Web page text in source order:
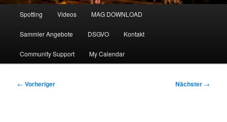
Spotting Videos MAG DOWNLOAD
Sammler Angebote DSGVO Kontakt
Community Support My Calendar
Beitragsnavigation
← Vorheriger Nächster →